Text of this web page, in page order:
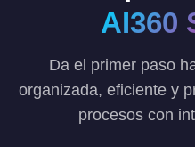
AI360
Da el primer paso
organizada, eficiente y
procesos con